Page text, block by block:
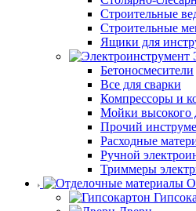
Строительные
Строительные
Ящики для
Бетоносмесители
Все для сварки
Компрессоры и
Мойки высокого
Прочий
Расходные
Ручной
Триммеры